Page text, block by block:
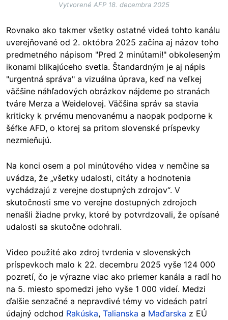
Vytvorené AFP 18. decembra 2025
Rovnako ako takmer všetky ostatné videá tohto kanálu
uverejňované od 2. októbra 2025 začína aj názov toho
predmetného nápisom "Pred 2 minútami!" obkoleseným
ikonami blikajúceho svetla. Štandardným je aj nápis
"urgentná správa" a vizuálna úprava, keď na veľkej
väčšine náhľadových obrázkov nájdeme po stranách
tváre Merza a Weidelovej. Väčšina správ sa stavia
kriticky k prvému menovanému a naopak podporne k
šéfke AFD, o ktorej sa pritom slovenské príspevky
nezmieňujú.
Na konci osem a pol minútového videa v nemčine sa
uvádza, že „všetky udalosti, citáty a hodnotenia
vychádzajú z verejne dostupných zdrojov“. V
skutočnosti sme vo verejne dostupných zdrojoch
nenašli žiadne prvky, ktoré by potvrdzovali, že opísané
udalosti sa skutočne odohrali.
Video použité ako zdroj tvrdenia v slovenských
príspevkoch malo k 22. decembru 2025 vyše 124 000
pozretí, čo je výrazne viac ako priemer kanála a radí ho
na 5. miesto spomedzi jeho vyše 1 000 videí. Medzi
ďalšie senzačné a nepravdivé témy vo videách patrí
údajný odchod Rakúska, Talianska a Maďarska z EÚ